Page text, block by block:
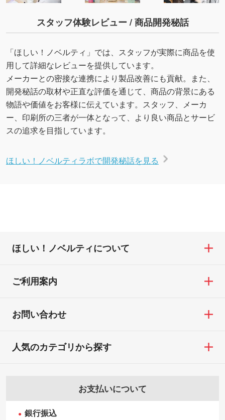
スタッフ体験レビュー / 商品開発秘話
「ほしい！ノベルティ」では、スタッフが実際に商品を使
用して詳細なレビューを提供しています。
メーカーとの密接な連携により製品改善にも貢献。また、
開発秘話の取材や正直な評価を通じて、商品の背景にある
物語や価値をお客様に伝えています。スタッフ、メーカ
ー、印刷所の三者が一体となって、より良い商品とサービ
スの追求を目指しています。
ほしい！ノベルティラボで開発秘話を見る
ほしい！ノベルティについて
ご利用案内
お問い合わせ
お支払いについて
銀行振込
人気のカテゴリから探す